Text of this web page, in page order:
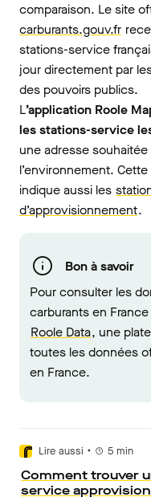
comparaison. Le site
carburants.gouv.fr
stations-service
jour directement par
des pouvoirs publics.
L’application Roole
les stations-service
une adresse
l’environnement.
indique aussi les
d’approvisionnement.
Bon à savoir
Pour consulter les
carburants en
Roole Data, une
toutes les données
en France.
Lire aussi • 5 min
Comment trouver
service